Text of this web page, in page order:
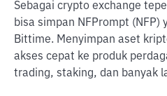
Sebagai crypto exchange
bisa simpan NFPrompt (NFP)
Bittime. Menyimpan aset
akses cepat ke produk
trading, staking, dan banyak